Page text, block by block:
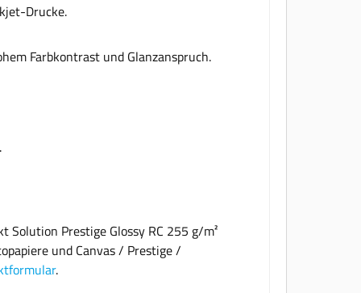
Drucke.
Farbkontrast und Glanzanspruch.
Prestige Glossy RC 255 g/m²
und Canvas / Prestige /
.